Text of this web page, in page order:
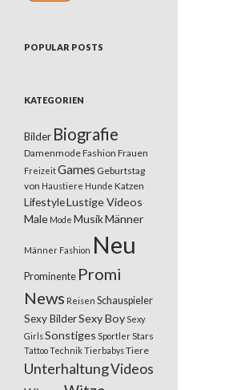
POPULAR POSTS
KATEGORIEN
Bilder Biografie
DamenmodeFashion Frauen
FreizeitGames Geburtstag
von Haustiere Hunde Katzen
LifestyleLustige Videos
Male Mode MusikMänner
Männer Fashion Neu
Prominente Promi
News Reisen Schauspieler
Sexy BilderSexy Boy Sexy
GirlsSonstiges SportlerStars
TattooTechnikTierbabysTiere
UnterhaltungVideos